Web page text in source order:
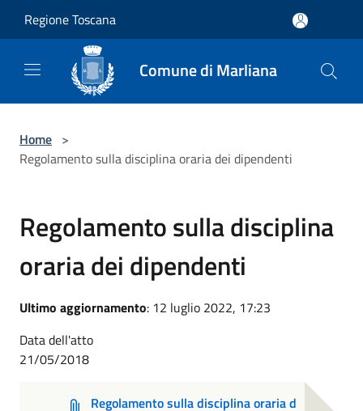
Regione Toscana
Comune di Marliana
Home >
Regolamento sulla disciplina oraria dei dipendenti
Regolamento sulla disciplina
oraria dei dipendenti
Ultimo aggiornamento: 12 luglio 2022, 17:23
Data dell'atto
21/05/2018
Regolamento sulla disciplina oraria d